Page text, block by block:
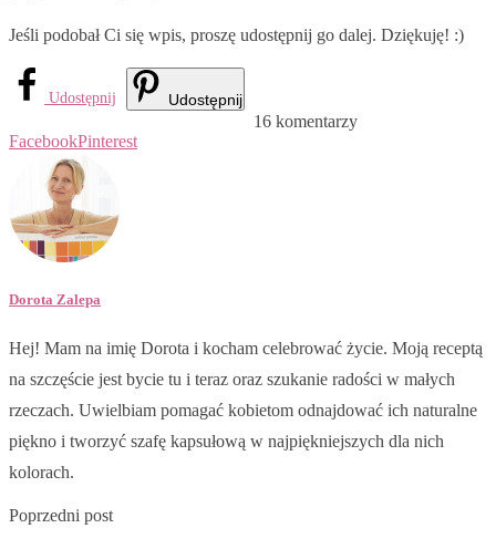
Jeśli podobał Ci się wpis, proszę udostępnij go dalej. Dziękuję! :)
Udostępnij Udostępnij
16 komentarzy
FacebookPinterest
Dorota Zalepa
Hej! Mam na imię Dorota i kocham celebrować życie. Moją receptą
na szczęście jest bycie tu i teraz oraz szukanie radości w małych
rzeczach. Uwielbiam pomagać kobietom odnajdować ich naturalne
piękno i tworzyć szafę kapsułową w najpiękniejszych dla nich
kolorach.
Poprzedni post